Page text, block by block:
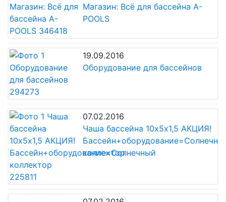
Магазин: Всё для бассейна A-
POOLS
19.09.2016
Оборудование для бассейнов
07.02.2016
Чаша бассейна 10х5х1,5 АКЦИЯ!
коллектор